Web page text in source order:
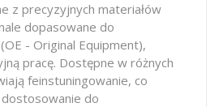
z precyzyjnych materiałów
dopasowane do
- Original Equipment),
pracę. Dostępne w różnych
feinstuningowanie, co
do